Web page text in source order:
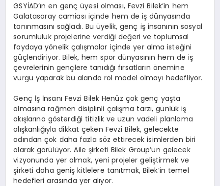
GSYİAD’ın en genç üyesi olması, Fevzi Bilek’in hem
Galatasaray camiası içinde hem de iş dünyasında
tanınmasını sağladı. Bu üyelik, genç iş insanının sosyal
sorumluluk projelerine verdiği değeri ve toplumsal
faydaya yönelik çalışmalar içinde yer alma isteğini
güçlendiriyor. Bilek, hem spor dünyasının hem de iş
çevrelerinin gençlere tanıdığı fırsatların önemine
vurgu yaparak bu alanda rol model olmayı hedefliyor.
Genç İş İnsanı Fevzi Bilek Henüz çok genç yaşta
olmasına rağmen disiplinli çalışma tarzı, günlük iş
akışlarına gösterdiği titizlik ve uzun vadeli planlama
alışkanlığıyla dikkat çeken Fevzi Bilek, gelecekte
adından çok daha fazla söz ettirecek isimlerden biri
olarak görülüyor. Aile şirketi Bilek Group’un gelecek
vizyonunda yer almak, yeni projeler geliştirmek ve
şirketi daha geniş kitlelere tanıtmak, Bilek’in temel
hedefleri arasında yer alıyor.